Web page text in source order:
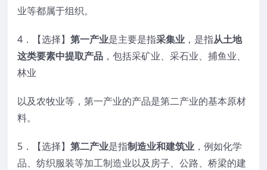
业等都属于组织。
4．【选择】 第一产业是主要是指采集业 ，是指从土地
这类要素中提取产品 ，包括采矿业、采石业、捕鱼业、
林业
以及农牧业等，第一产业的产品是第二产业的基本原材
料。
5．【选择】 第二产业是指制造业和建筑业 ，例如化学
品、纺织服装等加工制造业以及房子、公路、桥梁的建